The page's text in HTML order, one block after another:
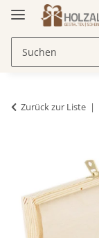
Zurück zur Liste